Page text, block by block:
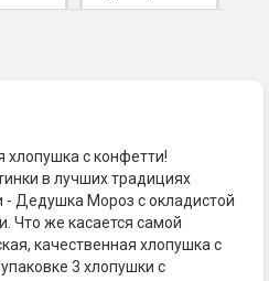
хлопушка с конфетти!
в лучших традициях
- Дедушка Мороз с окладистой
Что же касается самой
качественная хлопушка с
3 хлопушки с